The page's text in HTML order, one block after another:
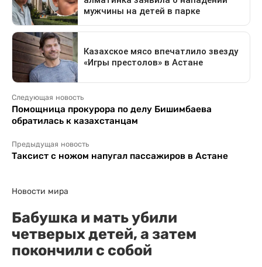
Следующая новость
Помощница прокурора по делу Бишимбаева
обратилась к казахстанцам
Предыдущая новость
Таксист с ножом напугал пассажиров в Астане
Новости мира
Бабушка и мать убили
четверых детей, а затем
покончили с собой